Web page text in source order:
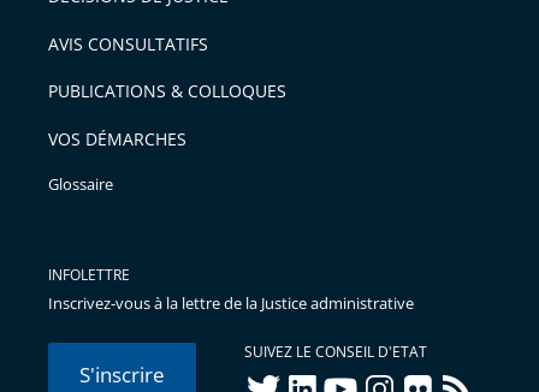
avant
AVIS CONSULTATIFS
PUBLICATIONS & COLLOQUES
VOS DÉMARCHES
Glossaire
INFOLETTRE
Inscrivez-vous à la lettre de la Justice administrative
S'inscrire
SUIVEZ LE CONSEIL D'ETAT
twitterlinkedInyoutubeinstagram
flickr rss